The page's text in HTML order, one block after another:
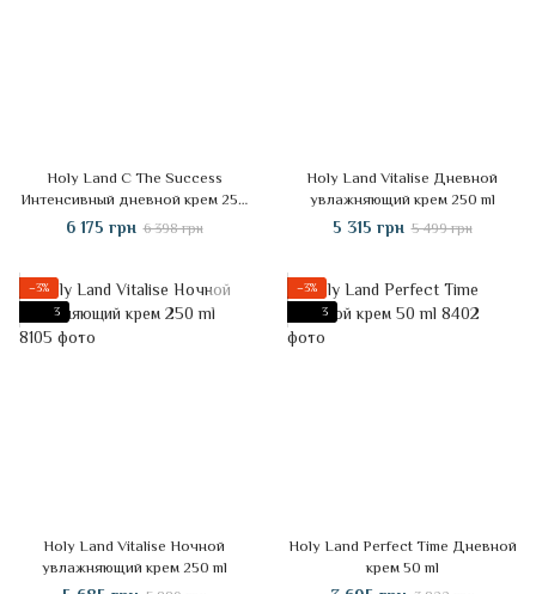
Holy Land C The Success
Интенсивный дневной крем 250
ml
6 175 грн 6 398 грн
Holy Land Vitalise Дневной
увлажняющий крем 250 ml
5 315 грн 5 499 грн
−3%
3
Holy Land Vitalise Ночной
увлажняющий крем 250 ml
−3%
3
Holy Land Perfect Time Дневной
крем 50 ml